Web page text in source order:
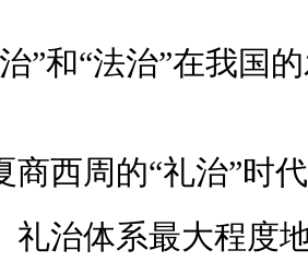
和“法治”在我国的
周的“礼治”时代
礼治体系最大程度